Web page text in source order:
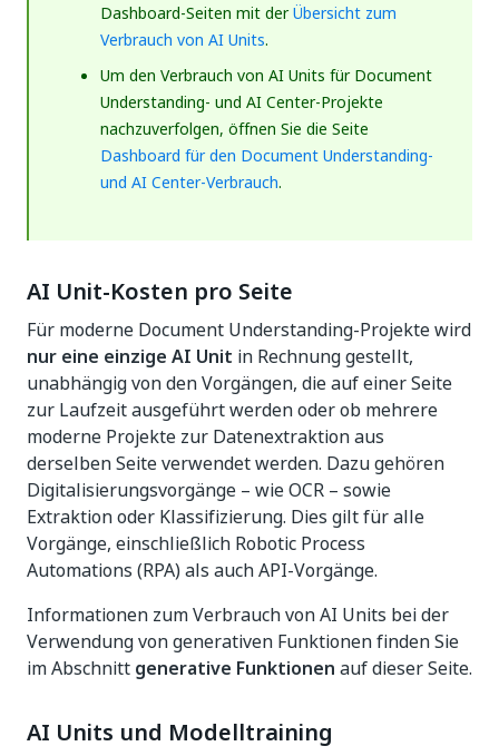
Dashboard-Seiten mit derÜbersicht zum
Verbrauch von AI Units.
Um den Verbrauch von AI Units für Document
Understanding- und AI Center-Projekte
nachzuverfolgen, öffnen Sie die Seite
Dashboard für den Document Understanding-
und AI Center-Verbrauch.
AI Unit-Kosten pro Seite
Für moderne Document Understanding-Projekte wird
nur eine einzige AI Unit in Rechnung gestellt,
unabhängig von den Vorgängen, die auf einer Seite
zur Laufzeit ausgeführt werden oder ob mehrere
moderne Projekte zur Datenextraktion aus
derselben Seite verwendet werden. Dazu gehören
Digitalisierungsvorgänge – wie OCR – sowie
Extraktion oder Klassifizierung. Dies gilt für alle
Vorgänge, einschließlich Robotic Process
Automations (RPA) als auch API-Vorgänge.
Informationen zum Verbrauch von AI Units bei der
Verwendung von generativen Funktionen finden Sie
im Abschnitt generative Funktionen auf dieser Seite.
AI Units und Modelltraining